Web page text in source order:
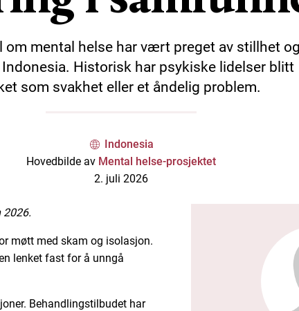
om mental helse har vært preget av stillhet og
Historisk har psykiske lidelser blitt
som svakhet eller et åndelig problem.
Indonesia
Hovedbilde av Mental helse-prosjektet
2. juli 2026
2026.
møtt med skam og isolasjon.
lenket fast for å unngå
Behandlingstilbudet har